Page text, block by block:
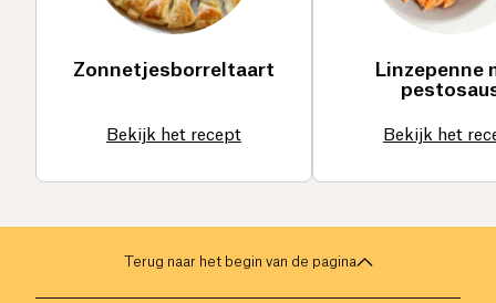
Zonnetjesborreltaart
Bekijk het recept
Linzepenne
Bekijk het
Terug naar het begin van de pagina